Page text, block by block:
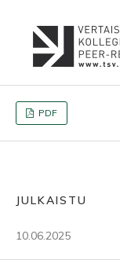
PDF
JULKAISTU
10.06.2025